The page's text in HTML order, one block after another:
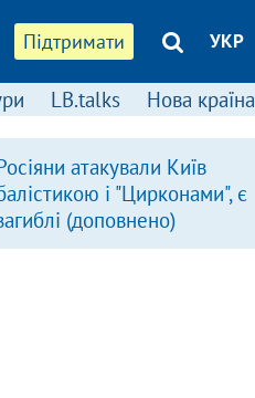
Підтримати УКР
LB.talks Нова країна
атакували Київ
і "Цирконами", є
(доповнено)